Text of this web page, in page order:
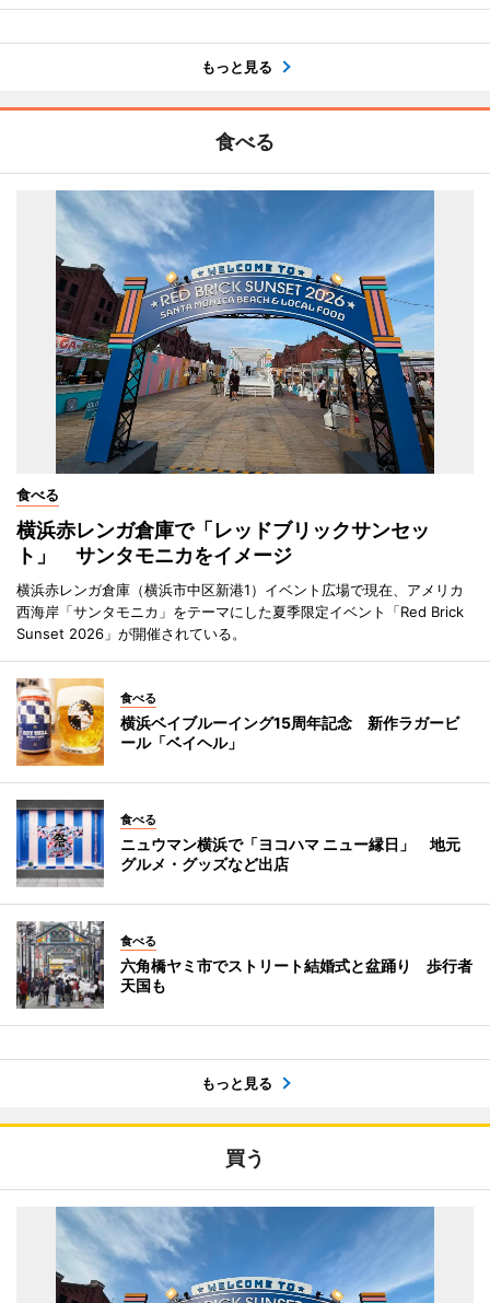
もっと見る
食べる
食べる
横浜赤レンガ倉庫で「レッドブリックサンセッ
ト」 サンタモニカをイメージ
横浜赤レンガ倉庫（横浜市中区新港1）イベント広場で現在、アメリカ
西海岸「サンタモニカ」をテーマにした夏季限定イベント「Red Brick
Sunset 2026」が開催されている。
食べる
横浜ベイブルーイング15周年記念 新作ラガービ
ール「ベイヘル」
食べる
ニュウマン横浜で「ヨコハマ ニュー縁日」 地元
グルメ・グッズなど出店
食べる
六角橋ヤミ市でストリート結婚式と盆踊り 歩行者
天国も
もっと見る
買う